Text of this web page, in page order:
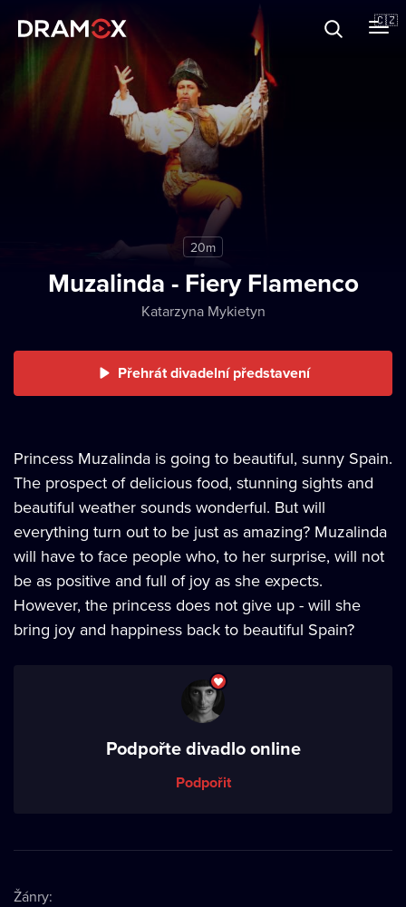
🇨🇿
Dárkové poukazy
20m
Muzalinda - Fiery Flamenco
Katarzyna Mykietyn
Přehrát divadelní představení
Princess Muzalinda is going to beautiful, sunny Spain.
The prospect of delicious food, stunning sights and
beautiful weather sounds wonderful. But will
everything turn out to be just as amazing? Muzalinda
will have to face people who, to her surprise, will not
be as positive and full of joy as she expects.
However, the princess does not give up - will she
bring joy and happiness back to beautiful Spain?
Podpořte divadlo online
Podpořit
Žánry: